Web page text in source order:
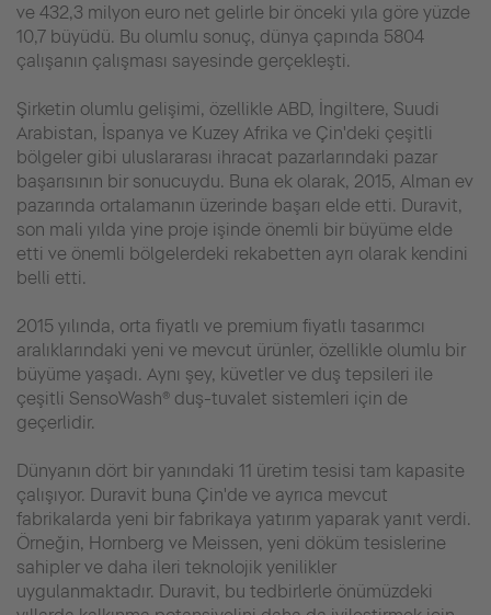
ve 432,3 milyon euro net gelirle bir önceki yıla göre yüzde
10,7 büyüdü. Bu olumlu sonuç, dünya çapında 5804
çalışanın çalışması sayesinde gerçekleşti.
Şirketin olumlu gelişimi, özellikle ABD, İngiltere, Suudi
Arabistan, İspanya ve Kuzey Afrika ve Çin'deki çeşitli
bölgeler gibi uluslararası ihracat pazarlarındaki pazar
başarısının bir sonucuydu. Buna ek olarak, 2015, Alman ev
pazarında ortalamanın üzerinde başarı elde etti. Duravit,
son mali yılda yine proje işinde önemli bir büyüme elde
etti ve önemli bölgelerdeki rekabetten ayrı olarak kendini
belli etti.
2015 yılında, orta fiyatlı ve premium fiyatlı tasarımcı
aralıklarındaki yeni ve mevcut ürünler, özellikle olumlu bir
büyüme yaşadı. Aynı şey, küvetler ve duş tepsileri ile
çeşitli SensoWash® duş-tuvalet sistemleri için de
geçerlidir.
Dünyanın dört bir yanındaki 11 üretim tesisi tam kapasite
çalışıyor. Duravit buna Çin'de ve ayrıca mevcut
fabrikalarda yeni bir fabrikaya yatırım yaparak yanıt verdi.
Örneğin, Hornberg ve Meissen, yeni döküm tesislerine
sahipler ve daha ileri teknolojik yenilikler
uygulanmaktadır. Duravit, bu tedbirlerle önümüzdeki